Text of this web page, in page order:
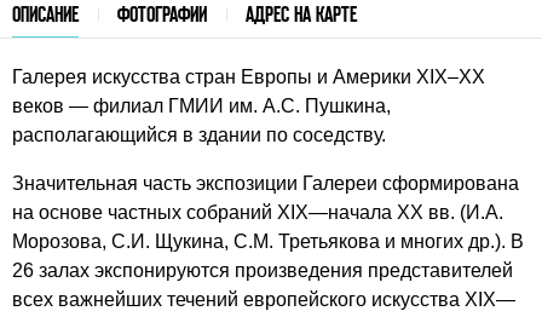
ОПИСАНИЕ ФОТОГРАФИИ АДРЕС НА КАРТЕ
Галерея искусства стран Европы и Америки XIX–XX
веков — филиал ГМИИ им. А.С. Пушкина,
располагающийся в здании по соседству.
Значительная часть экспозиции Галереи сформирована
на основе частных собраний XIX—начала XX вв. (И.А.
Морозова, С.И. Щукина, С.М. Третьякова и многих др.). В
26 залах экспонируются произведения представителей
всех важнейших течений европейского искусства XIX—